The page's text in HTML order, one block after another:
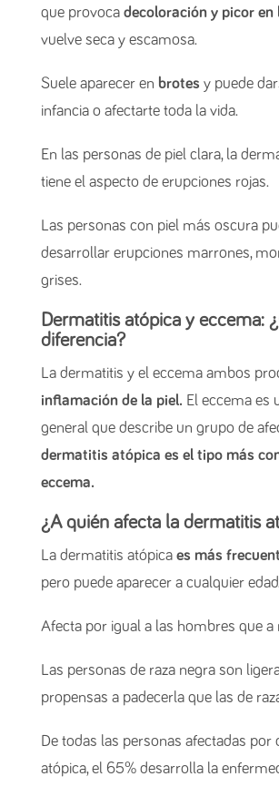
que provoca decoloración y picor en
vuelve seca y escamosa.
Suele aparecer en brotes y puede
infancia o afectarte toda la vida.
En las personas de piel clara, la
tiene el aspecto de erupciones rojas.
Las personas con piel más oscura
desarrollar erupciones marrones,
grises.
Dermatitis atópica y eccema:
diferencia?
La dermatitis y el eccema ambos
inflamación de la piel. El eccema es
general que describe un grupo de
dermatitis atópica es el tipo más
eccema.
¿A quién afecta la dermatitis
La dermatitis atópica es más
pero puede aparecer a cualquier
Afecta por igual a las hombres que a
Las personas de raza negra son
propensas a padecerla que las de
De todas las personas afectadas por
atópica, el 65% desarrolla la